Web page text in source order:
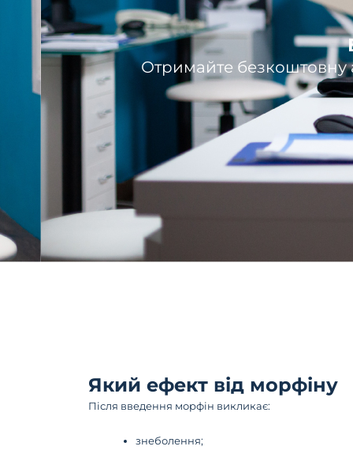
Отримайте безкоштовну
Який ефект від морфіну
Після введення морфін викликає:
знеболення;